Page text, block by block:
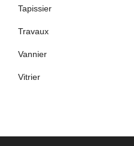
Tapissier
Travaux
Vannier
Vitrier